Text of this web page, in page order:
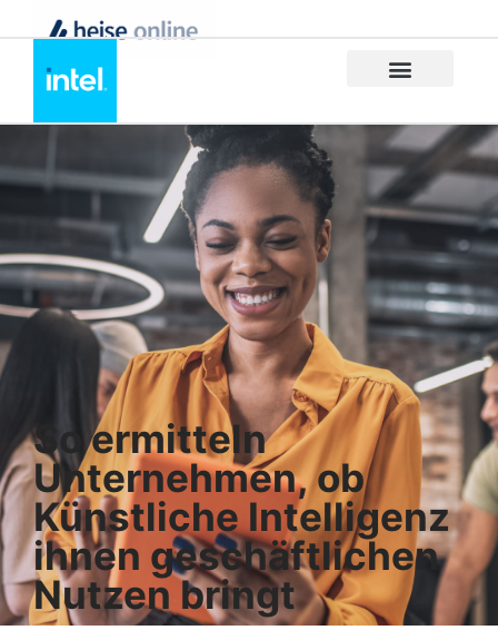
So ermitteln
Unternehmen, ob
Künstliche Intelligenz
ihnen geschäftlichen
Nutzen bringt